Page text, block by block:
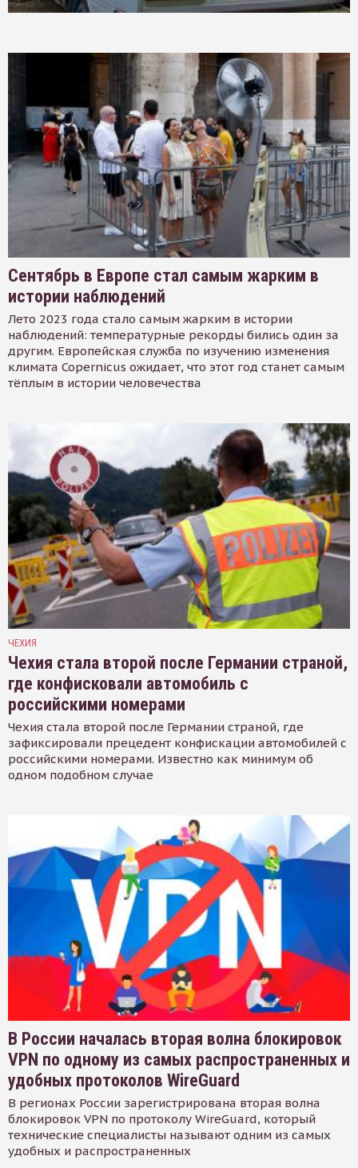
Сентябрь в Европе стал самым жарким в
истории наблюдений
Лето 2023 года стало самым жарким в истории
наблюдений: температурные рекорды бились один за
другим. Европейская служба по изучению изменения
климата Copernicus ожидает, что этот год станет самым
тёплым в истории человечества
ЧЕХИЯ
Чехия стала второй после Германии страной,
где конфисковали автомобиль с
российскими номерами
Чехия стала второй после Германии страной, где
зафиксировали прецедент конфискации автомобилей с
российскими номерами. Известно как минимум об
одном подобном случае
В России началась вторая волна блокировок
VPN по одному из самых распространенных и
удобных протоколов WireGuard
В регионах России зарегистрирована вторая волна
блокировок VPN по протоколу WireGuard, который
технические специалисты называют одним из самых
удобных и распространенных